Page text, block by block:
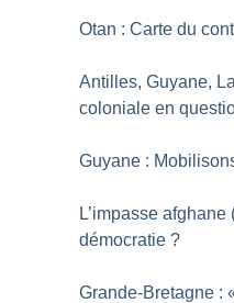
Otan : Carte du
Antilles, Guyane,
coloniale en
Guyane :
L’impasse
démocratie ?
Grande-Bretagne :